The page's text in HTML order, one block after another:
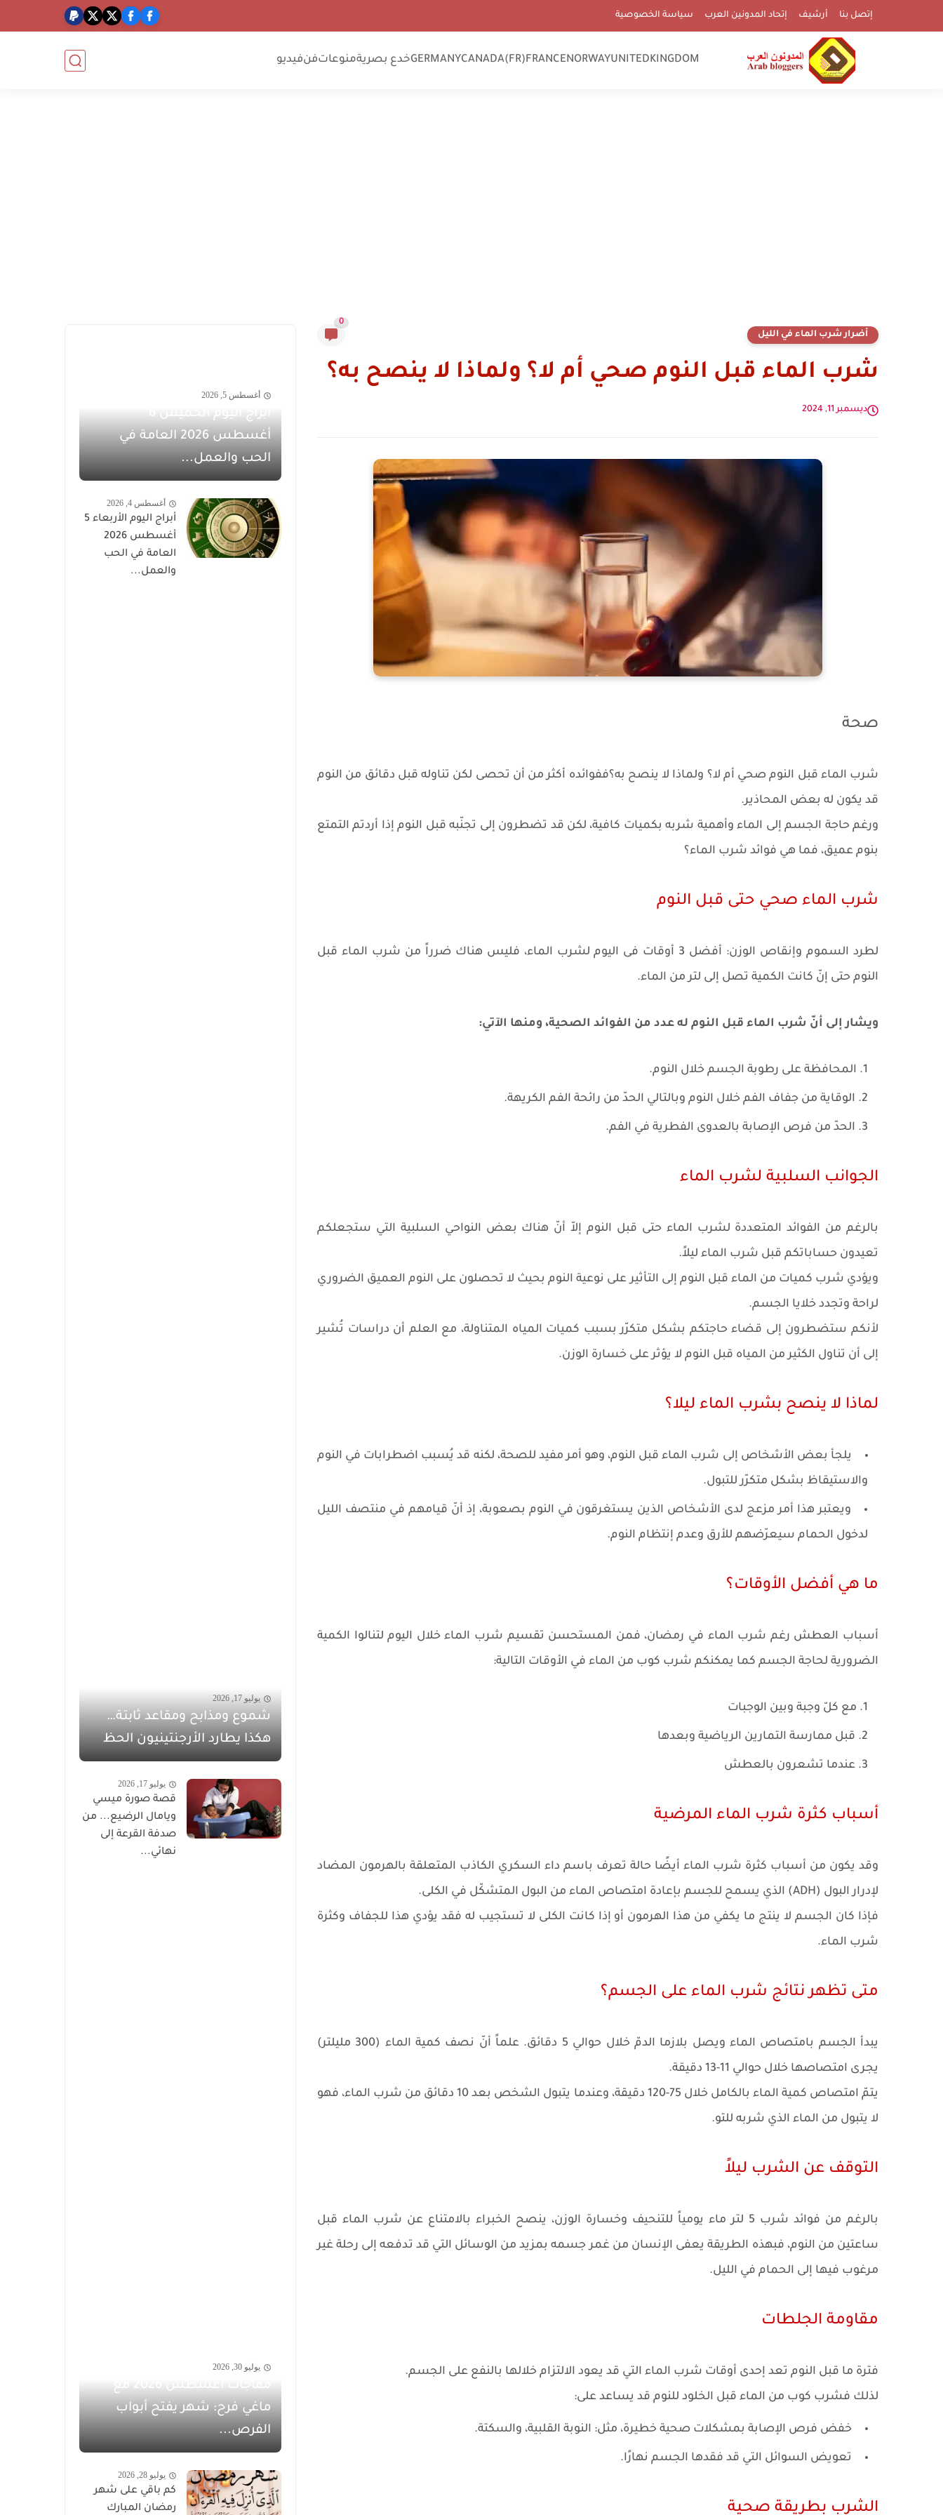
إتصل بنا أرشيف إتحاد المدونين العرب سياسة الخصوصية
UNITEDKINGDOM
NORWAY
FRANCE
CANADA(FR)
GERMANYخدع بصريةمنوعاتفنفيديو
أضرار شرب الماء في الليل
0
شرب الماء قبل النوم صحي أم لا؟ ولماذا لا ينصح به؟
ديسمبر 11, 2024
صحة
شرب الماء قبل النوم صحي أم لا؟ ولماذا لا ينصح به؟ففوائده أكثر من أن تحصى لكن تناوله قبل دقائق من النوم
قد يكون له بعض المحاذير.
ورغم حاجة الجسم إلى الماء وأهمية شربه بكميات كافية، لكن قد تضطرون إلى تجنّبه قبل النوم إذا أردتم التمتع
بنوم عميق، فما هي فوائد شرب الماء؟
شرب الماء صحي حتى قبل النوم
لطرد السموم وإنقاص الوزن: أفضل 3 أوقات فى اليوم لشرب الماء، فليس هناك ضرراً من شرب الماء قبل
النوم حتى إنّ كانت الكمية تصل إلى لتر من الماء.
ويشار إلى أنّ شرب الماء قبل النوم له عدد من الفوائد الصحية، ومنها الآتي:
المحافظة على رطوبة الجسم خلال النوم.
الوقاية من جفاف الفم خلال النوم وبالتالي الحدّ من رائحة الفم الكريهة.
الحدّ من فرص الإصابة بالعدوى الفطرية في الفم.
الجوانب السلبية لشرب الماء
بالرغم من الفوائد المتعددة لشرب الماء حتى قبل النوم إلاّ أنّ هناك بعض النواحي السلبية التي ستجعلكم
تعيدون حساباتكم قبل شرب الماء ليلاً.
ويؤدي شرب كميات من الماء قبل النوم إلى التأثير على نوعية النوم بحيث لا تحصلون على النوم العميق الضروري
لراحة وتجدد خلايا الجسم.
لأنكم ستضطرون إلى قضاء حاجتكم بشكل متكرّر بسبب كميات المياه المتناولة، مع العلم أن دراسات تُشير
إلى أن تناول الكثير من المياه قبل النوم لا يؤثر على خسارة الوزن.
لماذا لا ينصح بشرب الماء ليلا؟
يلجأ بعض الأشخاص إلى شرب الماء قبل النوم، وهو أمر مفيد للصحة، لكنه قد يُسبب اضطرابات في النوم
والاستيقاظ بشكل متكرّر للتبول.
ويعتبر هذا أمر مزعج لدى الأشخاص الذين يستغرقون في النوم بصعوبة، إذ أنّ قيامهم في منتصف الليل
لدخول الحمام سيعرّضهم للأرق وعدم إنتظام النوم.
ما هي أفضل الأوقات؟
أسباب العطش رغم شرب الماء في رمضان، فمن المستحسن تقسيم شرب الماء خلال اليوم لتنالوا الكمية
الضرورية لحاجة الجسم كما يمكنكم شرب كوب من الماء في الأوقات التالية:
مع كلّ وجبة وبين الوجبات
قبل ممارسة التمارين الرياضية وبعدها
عندما تشعرون بالعطش
أسباب كثرة شرب الماء المرضية
وقد يكون من أسباب كثرة شرب الماء أيضًا حالة تعرف باسم داء السكري الكاذب المتعلقة بالهرمون المضاد
لإدرار البول (ADH) الذي يسمح للجسم بإعادة امتصاص الماء من البول المتشكّل في الكلى.
فإذا كان الجسم لا ينتج ما يكفي من هذا الهرمون أو إذا كانت الكلى لا تستجيب له فقد يؤدي هذا للجفاف وكثرة
شرب الماء.
متى تظهر نتائج شرب الماء على الجسم؟
يبدأ الجسم بامتصاص الماء ويصل بلازما الدمّ خلال حوالي 5 دقائق. علماً أنّ نصف كمية الماء (300 مليلتر)
يجرى امتصاصها خلال حوالي 11-13 دقيقة.
يتمّ امتصاص كمية الماء بالكامل خلال 75-120 دقيقة، وعندما يتبول الشخص بعد 10 دقائق من شرب الماء، فهو
لا يتبول من الماء الذي شربه للتو.
التوقف عن الشرب ليلاً
بالرغم من فوائد شرب 5 لتر ماء يومياً للتنحيف وخسارة الوزن، ينصح الخبراء بالامتناع عن شرب الماء قبل
ساعتين من النوم، فبهذه الطريقة يعفى الإنسان من غمر جسمه بمزيد من الوسائل التي قد تدفعه إلى رحلة غير
مرغوب فيها إلى الحمام في الليل.
مقاومة الجلطات
فترة ما قبل النوم تعد إحدى أوقات شرب الماء التي قد يعود الالتزام خلالها بالنفع على الجسم.
لذلك فشرب كوب من الماء قبل الخلود للنوم قد يساعد على:
خفض فرص الإصابة بمشكلات صحية خطيرة، مثل: النوبة القلبية، والسكتة.
تعويض السوائل التي قد فقدها الجسم نهارًا.
الشرب بطريقة صحية
أغسطس 5, 2026
أبراج اليوم الخميس 6
أغسطس 2026 العامة في
الحب والعمل...
أغسطس 4, 2026
أبراج اليوم الأربعاء 5
أغسطس 2026
العامة في الحب
والعمل...
يوليو 17, 2026
شموع ومذابح ومقاعد ثابتة…
هكذا يطارد الأرجنتينيون الحظ
يوليو 17, 2026
قصة صورة ميسي
ويامال الرضيع... من
صدفة القرعة إلى
نهائي...
يوليو 30, 2026
مفاجآت أغسطس 2026 مع
ماغي فرح: شهر يفتح أبواب
الفرص...
يوليو 28, 2026
كم باقي على شهر
رمضان المبارك